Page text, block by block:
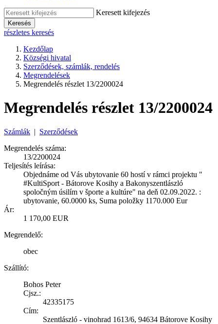
Keresett kifejezés
Keresés
részletes keresés
Kezdőlap
Községi hivatal
Szerződések, számlák, rendelés
Megrendelések
Megrendelés részlet 13/2200024
Megrendelés részlet 13/2200024
Számlák | Szerződések
Megrendelés száma:
13/2200024
Teljesítés leírása:
Objednáme od Vás ubytovanie 60 hostí v rámci projektu "
#KultiSport - Bátorove Kosihy a Bakonyszentlászló
spoločným úsilím v športe a kultúre" na deň 02.09.2022. :
ubytovanie, 60.0000 ks, Suma položky 1170.000 Eur
Ár:
1 170,00 EUR
Megrendelő:
obec
Szállító:
Bohos Peter
Cjsz.:
42335175
Cím:
Szentlászló - vinohrad 1613/6, 94634 Bátorove Kosihy